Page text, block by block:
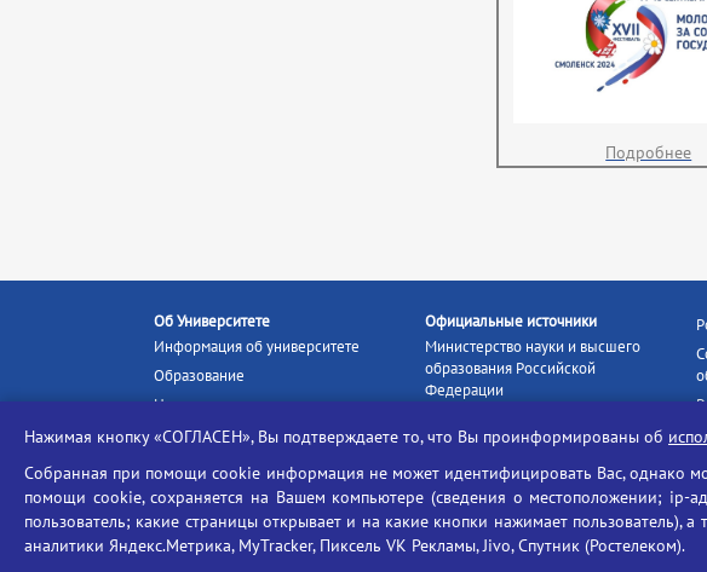
Подробнее
Об Университете
Информация об университете
Образование
Наука и инновации
Абитуриенту
Ассоциация выпускников
Центр тестирования
иностранных граждан
Официальные источники
Министерство науки и высшего
образования Российской
Федерации
Портал «Российское
образование»
Единое окно информационных
ресурсов
Единая коллекция цифровых
Нажимая кнопку «СОГЛАСЕН», Вы подтверждаете то, что Вы проинформированы об
Собранная при помощи cookie информация не может идентифицировать Вас, однако
помощи cookie, сохраняется на Вашем компьютере (сведения о местоположении; ip-
пользователь; какие страницы открывает и на какие кнопки нажимает пользователь),
аналитики Яндекс.Метрика, MyTracker, Пиксель VK Рекламы, Jivo, Спутник (Ростелеком).